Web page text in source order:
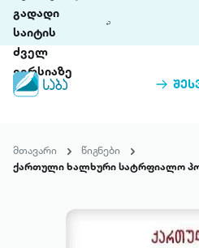
გადადი
საიტის
ძველ
ვერსიაზე
თინეთი 9 ციფრულ
მობილურ
პრემია „საბა“
მთავარი
წიგნები
ქართული ხალხური სატრფიალო